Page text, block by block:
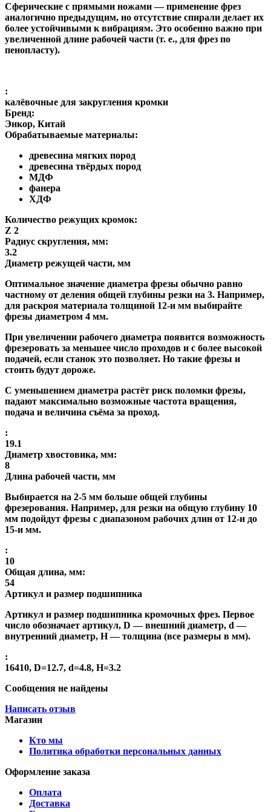
Сферические с прямыми ножами— применение фрез
аналогично предыдущим, но отсутствие спирали делает их
более устойчивыми к вибрациям. Это особенно важно при
увеличенной длине рабочей части (т. е., для фрез по
пенопласту).
:
калёвочные для закругления кромки
Бренд:
Энкор, Китай
Обрабатываемые материалы:
древесина мягких пород
древесина твёрдых пород
МДФ
фанера
ХДФ
Количество режущих кромок:
Z 2
Радиус скругления, мм:
3.2
Диаметр режущей части, мм
Оптимальное значение диаметра фрезы обычно равно
частному от деления общей глубины резки на 3. Например,
для раскроя материала толщиной 12-и мм выбирайте
фрезы диаметром 4 мм.
При увеличении рабочего диаметра появится возможность
фрезеровать за меньшее число проходов и с более высокой
подачей, если станок это позволяет. Но такие фрезы и
стоить будут дороже.
С уменьшением диаметра растёт риск поломки фрезы,
падают максимально возможные частота вращения,
подача и величина съёма за проход.
:
19.1
Диаметр хвостовика, мм:
8
Длина рабочей части, мм
Выбирается на 2-5 мм больше общей глубины
фрезерования. Например, для резки на общую глубину 10
мм подойдут фрезы с диапазоном рабочих длин от 12-и до
15-и мм.
:
10
Общая длина, мм:
54
Артикул и размер подшипника
Артикул и размер подшипника кромочных фрез. Первое
число обозначает артикул, D — внешний диаметр, d —
внутренний диаметр, H — толщина (все размеры в мм).
:
16410, D=12.7, d=4.8, H=3.2
Сообщения не найдены
Написать отзыв
Магазин
Кто мы
Политика обработки персональных данных
Оформление заказа
Оплата
Доставка